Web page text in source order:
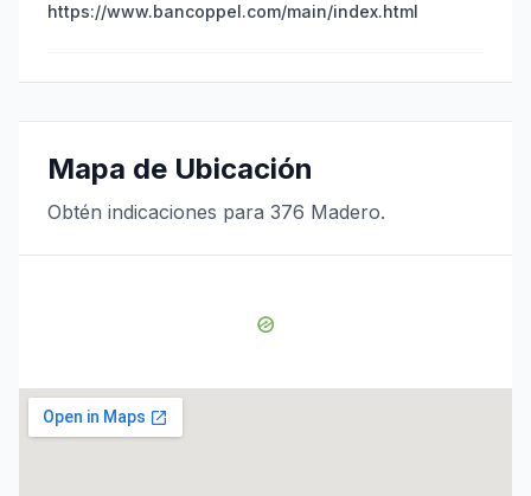
https://www.bancoppel.com/main/index.html
Mapa de Ubicación
Obtén indicaciones para 376 Madero.